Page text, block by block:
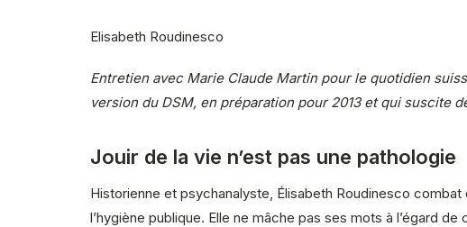
Elisabeth Roudinesco
Entretien avec Marie Claude Martin pour le quotidien
version du DSM, en préparation pour 2013 et qui suscite
Jouir de la vie n’est pas une pathologie
Historienne et psychanalyste, Élisabeth Roudinesco
l’hygiène publique. Elle ne mâche pas ses mots à l’égard